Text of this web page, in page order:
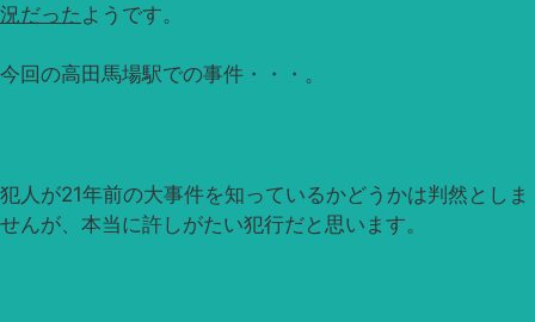
況だった ようです。
今回の高田馬場駅での事件・・・。
犯人が21年前の大事件を知っているかどうかは判然としま
せんが、本当に許しがたい犯行だと思います。